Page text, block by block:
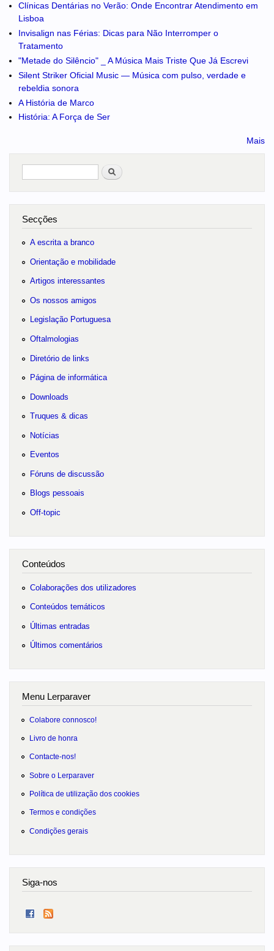
Clínicas Dentárias no Verão: Onde Encontrar Atendimento em
Lisboa
Invisalign nas Férias: Dicas para Não Interromper o
Tratamento
"Metade do Silêncio" _ A Música Mais Triste Que Já Escrevi
Silent Striker Oficial Music — Música com pulso, verdade e
rebeldia sonora
A História de Marco
História: A Força de Ser
Mais
Pesquisar
Secções
A escrita a branco
Orientação e mobilidade
Artigos interessantes
Os nossos amigos
Legislação Portuguesa
Oftalmologias
Diretório de links
Página de informática
Downloads
Truques & dicas
Notícias
Eventos
Fóruns de discussão
Blogs pessoais
Off-topic
Conteúdos
Colaborações dos utilizadores
Conteúdos temáticos
Últimas entradas
Últimos comentários
Menu Lerparaver
Colabore connosco!
Livro de honra
Contacte-nos!
Sobre o Lerparaver
Política de utilização dos cookies
Termos e condições
Condições gerais
Siga-nos